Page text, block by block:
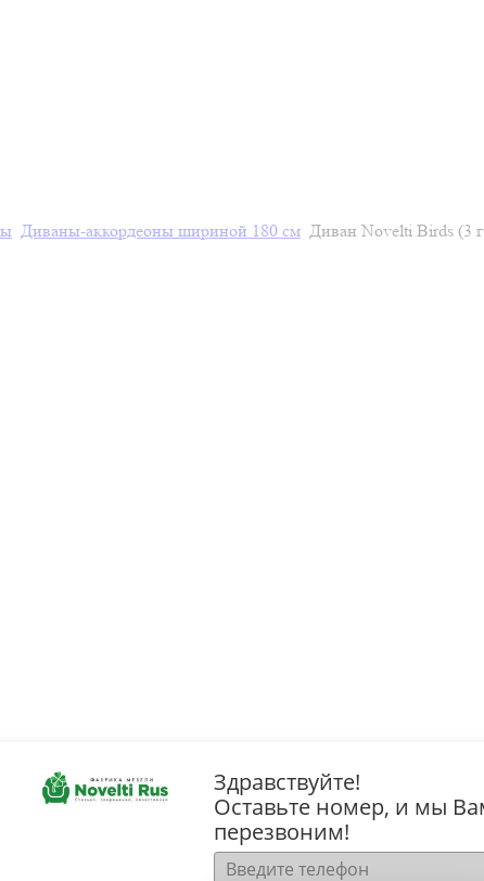
Диваны-аккордеоны шириной 180 см Диван Novelti Birds (3
Здравствуйте!
Оставьте номер, и мы
перезвоним!